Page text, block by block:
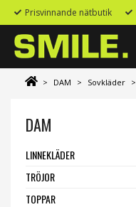
Prisvinnande nätbutik
> DAM > Sovkläder >
DAM
LINNEKLÄDER
TRÖJOR
TOPPAR